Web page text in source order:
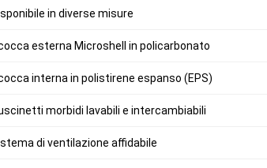
in diverse misure
esterna Microshell in policarbonato
interna in polistirene espanso (EPS)
morbidi lavabili e intercambiabili
di ventilazione affidabile